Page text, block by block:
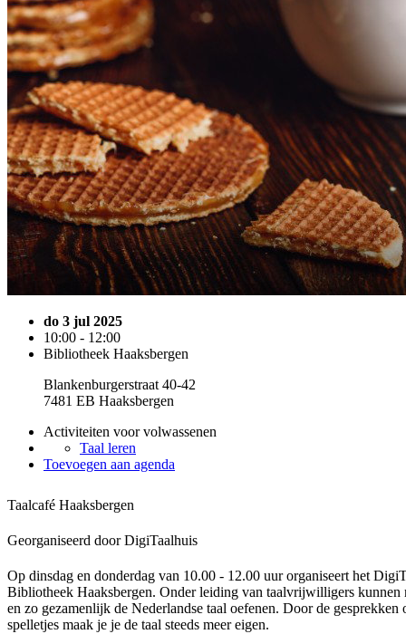
do 3 jul 2025
10:00 - 12:00
Bibliotheek Haaksbergen
Blankenburgerstraat 40-42
7481 EB Haaksbergen
Activiteiten voor volwassenen
Taal leren
Toevoegen aan agenda
Taalcafé Haaksbergen
Georganiseerd door DigiTaalhuis
Op dinsdag en donderdag van 10.00 - 12.00 uur organiseert het
Bibliotheek Haaksbergen. Onder leiding van taalvrijwilligers kunnen
en zo gezamenlijk de Nederlandse taal oefenen. Door de gesprekken
spelletjes maak je je de taal steeds meer eigen.